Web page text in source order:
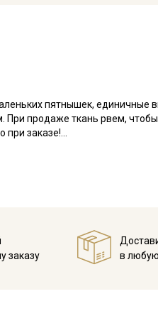
пятнышек, единичные
При продаже ткань рвем,
при заказе!
расцветки рекомендуется
заказу
в